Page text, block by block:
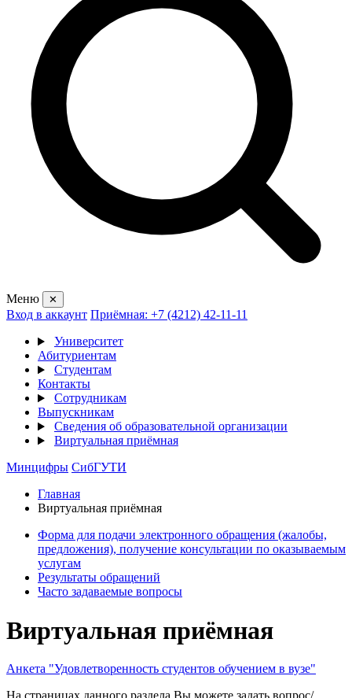
Меню ✕
Вход в аккаунт Приёмная: +7 (4212) 42-11-11
Университет
Абитуриентам
Студентам
Контакты
Сотрудникам
Выпускникам
Сведения об образовательной организации
Виртуальная приёмная
Минцифры СибГУТИ
Главная
Виртуальная приёмная
Форма для подачи электронного обращения (жалобы,
предложения), получение консультации по оказываемым
услугам
Результаты обращений
Часто задаваемые вопросы
Виртуальная приёмная
Анкета "Удовлетворенность студентов обучением в вузе"